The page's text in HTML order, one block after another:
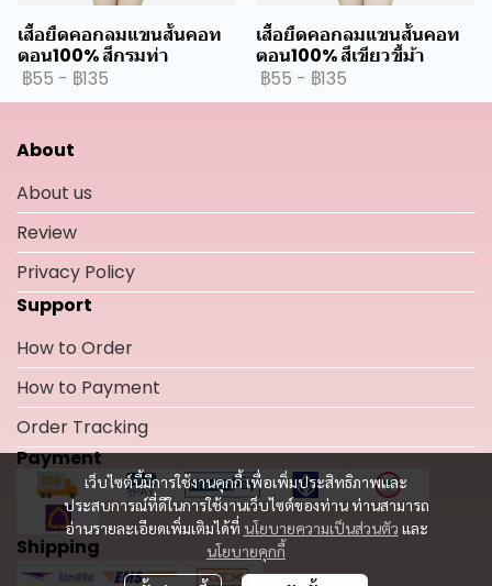
เสื้อยืดคอกลมแขนสั้นคอท
ตอน100% สีกรมท่า
฿55 - ฿135
เสื้อยืดคอกลมแขนสั้นคอท
ตอน100% สีเขียวขี้ม้า
฿55 - ฿135
เว็บไซต์นี้มีการใช้งานคุกกี้ เพื่อเพิ่มประสิทธิภาพและ
ประสบการณ์ที่ดีในการใช้งานเว็บไซต์ของท่าน ท่านสามารถ
อ่านรายละเอียดเพิ่มเติมได้ที่ นโยบายความเป็นส่วนตัว และ
นโยบายคุกกี้
About
About us
Review
Privacy Policy
Support
How to Order
How to Payment
Order Tracking
Payment
Shipping